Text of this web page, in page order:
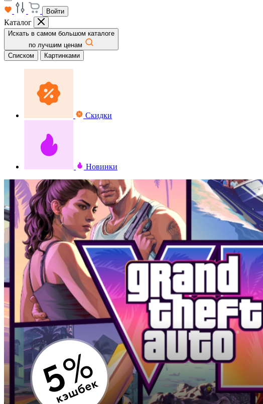
Войти
Каталог
Искать в самом большом каталоге
по лучшим ценам
Списком
Картинками
Скидки
Новинки